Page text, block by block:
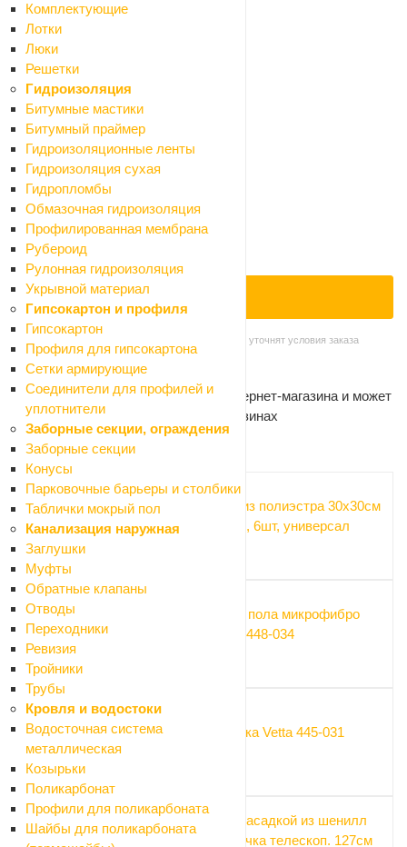
Комплектующие
Лотки
Люки
Решетки
Гидроизоляция
Битумные мастики
Битумный праймер
Гидроизоляционные ленты
Гидроизоляция сухая
Гидропломбы
Обмазочная гидроизоляция
Профилированная мембрана
Рубероид
Рулонная гидроизоляция
Укрывной материал
Гипсокартон и профиля
Гипсокартон
Профиля для гипсокартона
Сетки армирующие
Соединители для профилей и
уплотнители
Заборные секции, ограждения
Заборные секции
Конусы
Парковочные барьеры и столбики
Таблички мокрый пол
Канализация наружная
Заглушки
Муфты
Обратные клапаны
Отводы
Переходники
Ревизия
Тройники
Трубы
Кровля и водостоки
Водосточная система
металлическая
Козырьки
Поликарбонат
Профили для поликарбоната
Шайбы для поликарбоната
Описание
Характеристики
Отзывы
Как купить
Оплата
Доставка
60.30 ₽
67 ₽
-10%
Экономия 6.7 ₽
Нет в наличии
Нашли дешевле?
Наши менеджеры обязательно свяжутся с вами и уточнят условия заказа
Самовывоз сегодня - бесплатно
Доставка завтра - от 300 ₽
Цена действительна только для интернет-магазина и может
отличаться от цен в розничных магазинах
Рекомендуем
Салфетка из полиэстра 30х30см
Vetta Черри, 6шт, универсал
Тряпка для пола микрофибро
Vetta 50*60 448-034
Совок+щетка Vetta 445-031
Швабра с насадкой из шенилл
14х42см ручка телескоп. 127см